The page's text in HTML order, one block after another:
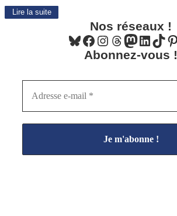
Lire la suite
Nos réseaux !
Bluesky Facebook Instagram Threads Mastodon LinkedIn TikTok Pinterest
Abonnez-vous !